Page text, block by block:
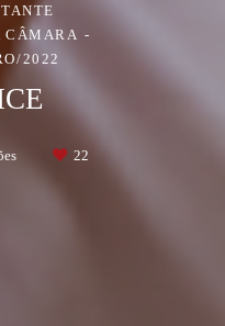
CÂMARA
2022
22